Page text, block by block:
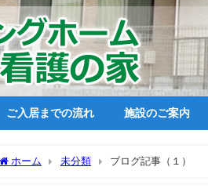
ご入居までの流れ 施設のご案内
ホーム 未分類 ブログ記事（１）